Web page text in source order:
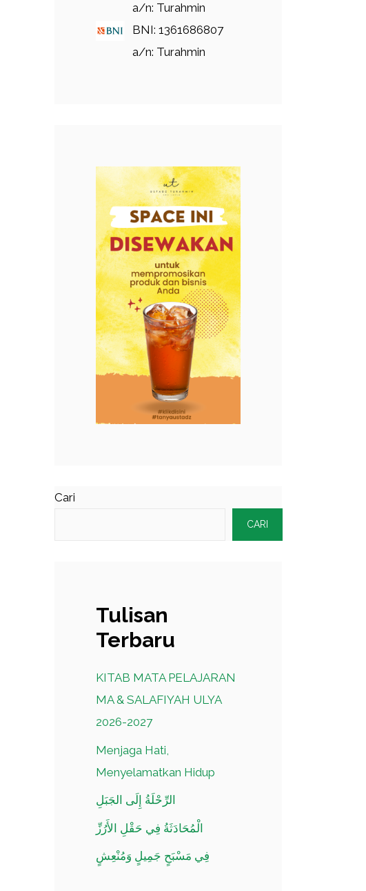
a/n: Turahmin
BNI: 1361686807
a/n: Turahmin
Cari
CARI
Tulisan
Terbaru
KITAB MATA PELAJARAN
MA & SALAFIYAH ULYA
2026-2027
Menjaga Hati,
Menyelamatkan Hidup
الرِّحْلَةُ إِلَى الجَبَلِ
الْمُحَادَثَةُ فِي حَقْلِ الأَرُزِّ
فِي مَسْبَحٍ جَمِيلٍ وَمُنْعِشٍ